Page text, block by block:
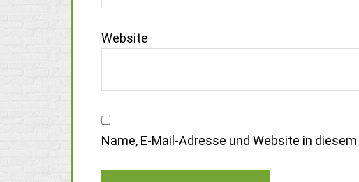
Website
Name, E-Mail-Adresse und Website in